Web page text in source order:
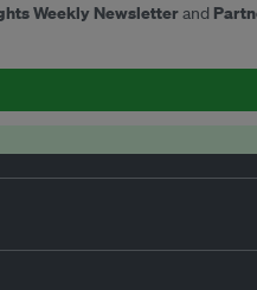
Weekly Newsletterand